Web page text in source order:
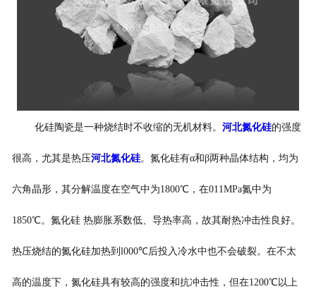
化硅陶瓷是一种烧结时不收缩的无机材料。 河北氮化硅的强度
很高，尤其是热压河北氮化硅。氮化硅有α和β两种晶体结构，均为
六角晶形，其分解温度在空气中为1800℃，在011MPa氮中为
1850℃。氮化硅 热膨胀系数低、导热率高，故其耐热冲击性良好。
热压烧结的氮化硅加热到l000℃后投入冷水中也不会破裂。在不太
高的温度下，氮化硅具有较高的强度和抗冲击性，但在1200℃以上